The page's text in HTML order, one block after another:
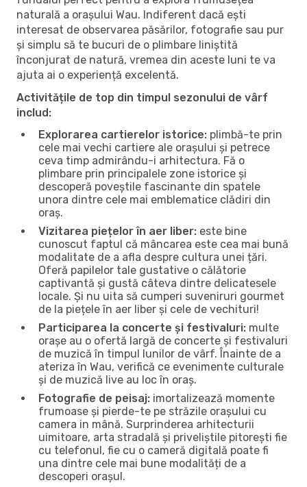
naturală a orașului Wau. Indiferent dacă ești
interesat de observarea păsărilor, fotografie sau pur
și simplu să te bucuri de o plimbare liniștită
înconjurat de natură, vremea din aceste luni te va
ajuta ai o experiență excelentă.
Activitățile de top din timpul sezonului de vârf
includ:
Explorarea cartierelor istorice: plimbă-te prin
cele mai vechi cartiere ale orașului și petrece
ceva timp admirându-i arhitectura. Fă o
plimbare prin principalele zone istorice și
descoperă poveștile fascinante din spatele
unora dintre cele mai emblematice clădiri din
oraș.
Vizitarea piețelor în aer liber: este bine
cunoscut faptul că mâncarea este cea mai bună
modalitate de a afla despre cultura unei țări.
Oferă papilelor tale gustative o călătorie
captivantă și gustă câteva dintre delicatesele
locale. Și nu uita să cumperi suveniruri gourmet
de la piețele în aer liber și cele de vechituri!
Participarea la concerte și festivaluri: multe
orașe au o ofertă largă de concerte și festivaluri
de muzică în timpul lunilor de vârf. Înainte de a
ateriza în Wau, verifică ce evenimente culturale
și de muzică live au loc în oraș.
Fotografie de peisaj: imortalizează momente
frumoase și pierde-te pe străzile orașului cu
camera in mână. Surprinderea arhitecturii
uimitoare, arta stradală și priveliștile pitorești fie
cu telefonul, fie cu o cameră digitală poate fi
una dintre cele mai bune modalități de a
descoperi orașul.